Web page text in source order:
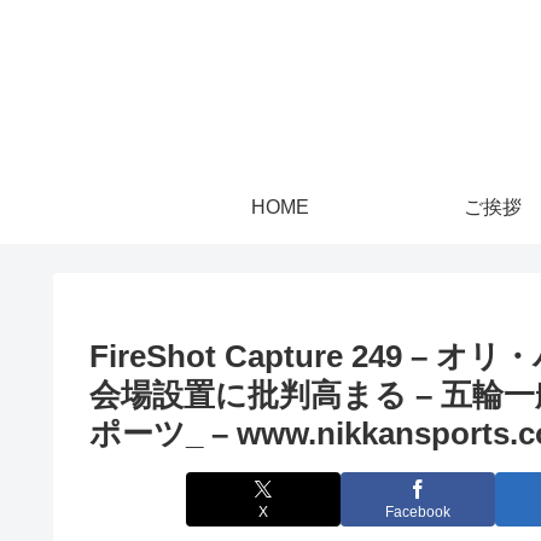
HOME ご挨拶
FireShot Capture 249 – オリ
会場設置に批判高まる – 五輪
ポーツ_ –
X Facebook